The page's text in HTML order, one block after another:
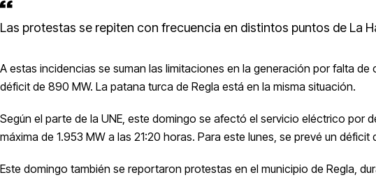
Las protestas se repiten con frecuencia en distintos puntos de La
A estas incidencias se suman las limitaciones en la generación por falta
déficit de 890 MW. La patana turca de Regla está en la misma situación.
Según el parte de la UNE, este domingo se afectó el servicio eléctrico por
máxima de 1.953 MW a las 21:20 horas. Para este lunes, se prevé un
Este domingo también se reportaron protestas en el municipio de Regla,